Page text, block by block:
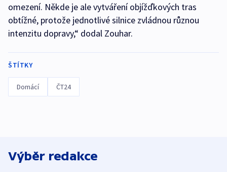
omezení. Někde je ale vytváření objížďkových tras
obtížné, protože jednotlivé silnice zvládnou různou
intenzitu dopravy,“ dodal Zouhar.
ŠTÍTKY
Domácí ČT24
Výběr redakce